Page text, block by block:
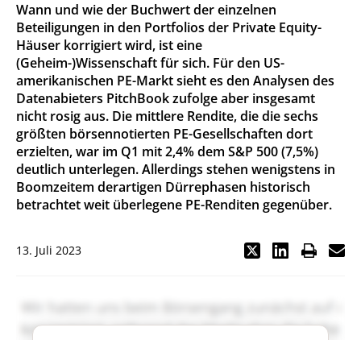
Wann und wie der Buchwert der einzelnen
Beteiligungen in den Portfolios der Private Equity-
Häuser korrigiert wird, ist eine
(Geheim-)Wissenschaft für sich. Für den US-
amerikanischen PE-Markt sieht es den Analysen des
Datenabieters PitchBook zufolge aber insgesamt
nicht rosig aus. Die mittlere Rendite, die die sechs
größten börsennotierten PE-Gesellschaften dort
erzielten, war im Q1 mit 2,4% dem S&P 500 (7,5%)
deutlich unterlegen. Allerdings stehen wenigstens in
Boomzeitem derartigen Dürrephasen historisch
betrachtet weit überlegene PE-Renditen gegenüber.
13. Juli 2023